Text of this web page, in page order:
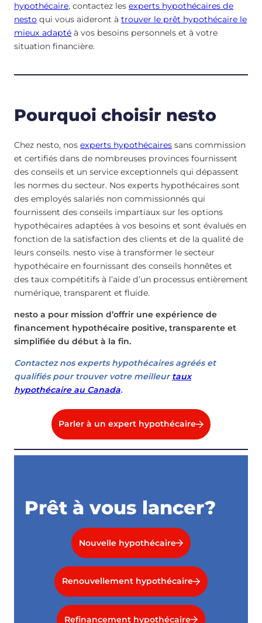
hypothécaire, contactez les experts hypothécaires de
nesto qui vous aideront à trouver le prêt hypothécaire le
mieux adapté à vos besoins personnels et à votre
situation financière.
Pourquoi choisir nesto
Chez nesto, nos experts hypothécaires sans commission
et certifiés dans de nombreuses provinces fournissent
des conseils et un service exceptionnels qui dépassent
les normes du secteur. Nos experts hypothécaires sont
des employés salariés non commissionnés qui
fournissent des conseils impartiaux sur les options
hypothécaires adaptées à vos besoins et sont évalués en
fonction de la satisfaction des clients et de la qualité de
leurs conseils. nesto vise à transformer le secteur
hypothécaire en fournissant des conseils honnêtes et
des taux compétitifs à l’aide d’un processus entièrement
numérique, transparent et fluide.
nesto a pour mission d’offrir une expérience de
financement hypothécaire positive, transparente et
simplifiée du début à la fin.
Contactez nos experts hypothécaires agréés et
qualifiés pour trouver votre meilleurtaux
hypothécaire au Canada.
Parler à un expert hypothécaire
Prêt à vous lancer?
Nouvelle hypothécaire
Renouvellement hypothécaire
Refinancement hypothécaire